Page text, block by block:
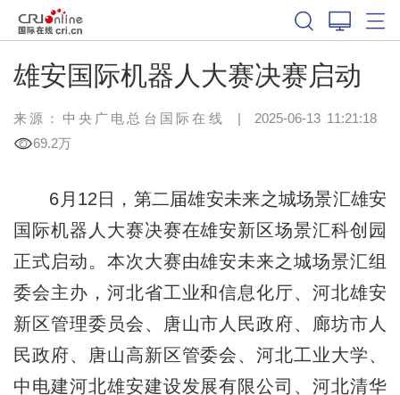
雄安国际机器人大赛决赛启动
来源：中央广电总台国际在线 | 2025-06-13 11:21:18
69.2万
6月12日，第二届雄安未来之城场景汇雄安
国际机器人大赛决赛在雄安新区场景汇科创园
正式启动。本次大赛由雄安未来之城场景汇组
委会主办，河北省工业和信息化厅、河北雄安
新区管理委员会、唐山市人民政府、廊坊市人
民政府、唐山高新区管委会、河北工业大学、
中电建河北雄安建设发展有限公司、河北清华